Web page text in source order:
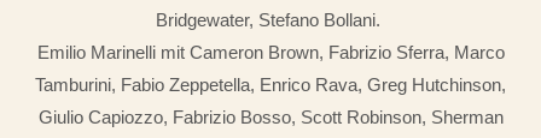
Bridgewater, Stefano Bollani.
Emilio Marinelli mit Cameron Brown, Fabrizio Sferra, Marco
Tamburini, Fabio Zeppetella, Enrico Rava, Greg Hutchinson,
Giulio Capiozzo, Fabrizio Bosso, Scott Robinson, Sherman